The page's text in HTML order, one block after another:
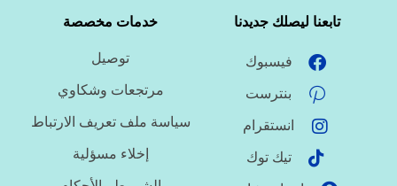
تابعنا ليصلك جديدنا
فيسبوك
بنترست
انستقرام
تيك توك
خدمات مخصصة
توصيل
مرتجعات وشكاوي
سياسة ملف تعريف الارتباط
إخلاء مسؤلية
ما درجة الاستعجال؟
هل تحتاج تنسيقًا أو توثيق مراجع؟